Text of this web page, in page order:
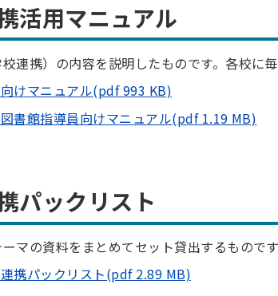
活用マニュアル
連携）の内容を説明したものです。各校に
けマニュアル(pdf 993 KB)
書館指導員向けマニュアル(pdf 1.19 MB)
パックリスト
マの資料をまとめてセット貸出するもので
携パックリスト(pdf 2.89 MB)